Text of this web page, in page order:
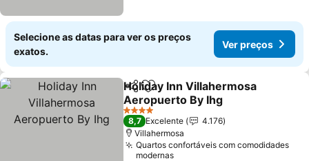
Selecione as datas para ver os preços
exatos.
Ver preços
PartilharAdicionar aos favoritos
Holiday Inn Villahermosa
Aeropuerto By Ihg
Ver preços
4 Estrelas
8,7 Excelente
4.176
Villahermosa
Quartos confortáveis com comodidades
modernas